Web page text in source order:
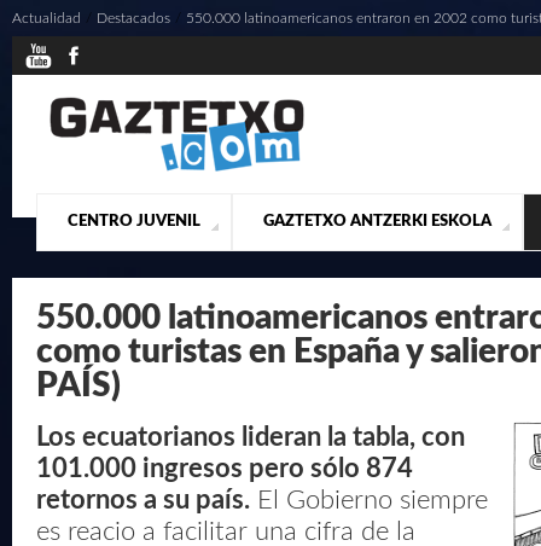
CENTRO JUVENIL
¿QUIENES SOMOS? ACTUALIDAD CONTACTO
GAZTETXO ANTZERKI ESKOLA
PRESENTACIÓN MUSICALES
Actualidad Destacados / 550.000 latinoamericanos entraron en 2002 como
550.000 latinoamericanos
como turistas en España y
PAÍS)
Los ecuatorianos lideran la tabla, con
101.000 ingresos pero sólo 874
retornos a su país. El Gobierno siempre
es reacio a facilitar una cifra de la